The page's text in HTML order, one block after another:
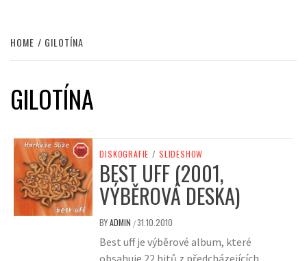
HOME GILOTÍNA
GILOTÍNA
DISKOGRAFIE / SLIDESHOW
BEST UFF (2001,
VÝBĚROVÁ DESKA)
BYADMIN /31.10.2010
Best uff je výběrové album, které